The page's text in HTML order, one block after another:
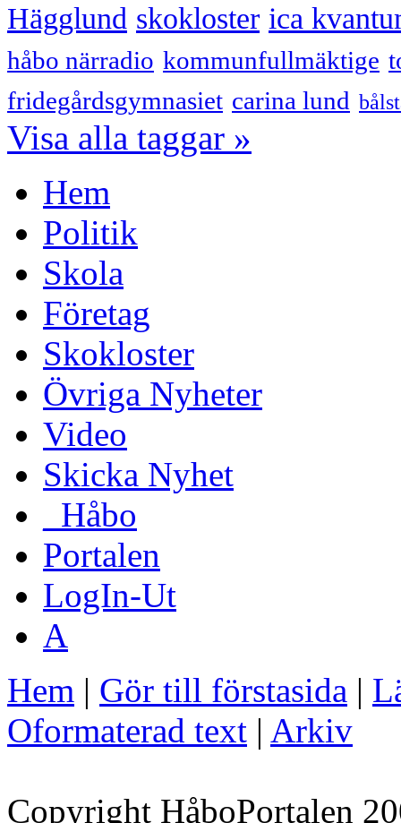
Hägglund skokloster ica
håbo närradio kommunfullmäktige
fridegårdsgymnasiet carina lund
Visa alla taggar »
Hem
Politik
Skola
Företag
Skokloster
Övriga Nyheter
Video
Skicka Nyhet
_Håbo
Portalen
LogIn-Ut
A
Hem | Gör till förstasida |
Oformaterad text | Arkiv
Copyright HåboPortalen